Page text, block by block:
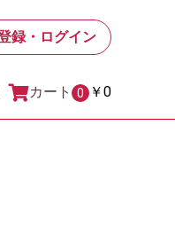
録・ログイン
カート 0 ￥0